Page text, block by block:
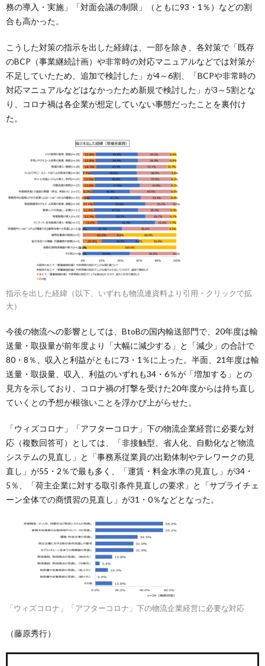
務の導入・実施」「対面会議の制限」（ともに93・1％）などの割
合も高かった。
こうした対策の指示を出した経緯は、一部を除き、各対策で「既存
のBCP（事業継続計画）や非常時の対応マニュアルなどでは対策が
不足していたため、追加で検討した」が4～6割、「BCPや非常時の
対応マニュアルなどはなかったため新規で検討した」が3～5割とな
り、コロナ禍は各企業が想定していない事態だったことを裏付け
た。
指示を出した経緯（以下、いずれも物流連資料より引用・クリックで拡
大）
今後の物流への影響としては、BtoBの国内輸送部門で、20年度は輸
送量・取扱量が前年度より「大幅に減少する」と「減少」の合計で
80・8％、収入と利益がともに73・1％に上った。半面、21年度は輸
送量・取扱量、収入、利益のいずれも34・6％が「増加する」との
見方を示しており、コロナ禍の打撃を受けた20年度からは持ち直し
ていくとの予想が根強いことを浮かび上がらせた。
「ウィズコロナ」「アフターコロナ」下の物流企業経営に必要な対
応（複数回答可）としては、「非接触型、省人化、自動化など物流
システムの見直し」と「事務系従業員の出勤体制やテレワークの見
直し」が55・2％で最も多く、「運賃・料金水準の見直し」が34・
5％、「荷主企業に対する取引条件見直しの要求」と「サプライチェ
ーン全体での商慣習の見直し」が31・0％などとなった。
「ウィズコロナ」「アフターコロナ」下の物流企業経営に必要な対応
（藤原秀行）